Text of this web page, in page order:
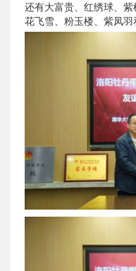
还有大富贵、红绣球、
花飞雪、粉玉楼、紫凤羽